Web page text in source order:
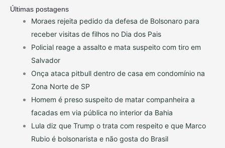
Últimas postagens
Moraes rejeita pedido da defesa de Bolsonaro para
receber visitas de filhos no Dia dos Pais
Policial reage a assalto e mata suspeito com tiro em
Salvador
Onça ataca pitbull dentro de casa em condomínio na
Zona Norte de SP
Homem é preso suspeito de matar companheira a
facadas em via pública no interior da Bahia
Lula diz que Trump o trata com respeito e que Marco
Rubio é bolsonarista e não gosta do Brasil